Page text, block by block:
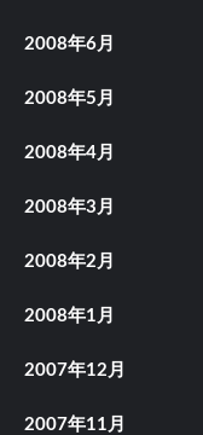
2008年6月
2008年5月
2008年4月
2008年3月
2008年2月
2008年1月
2007年12月
2007年11月